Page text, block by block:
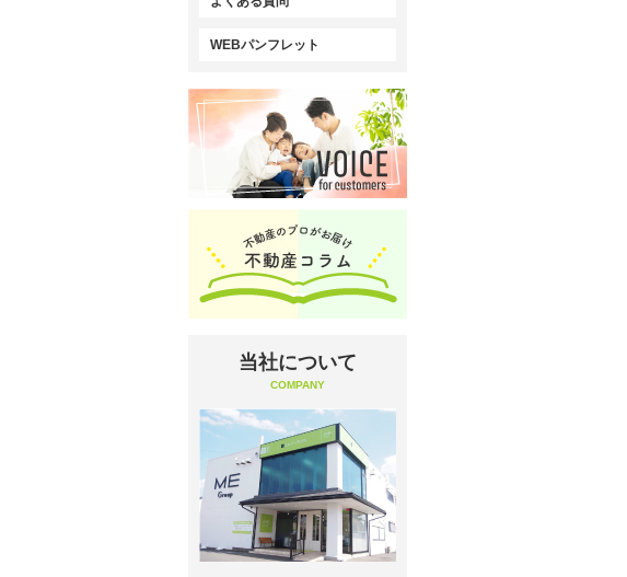
WEBパンフレット
当社について
COMPANY